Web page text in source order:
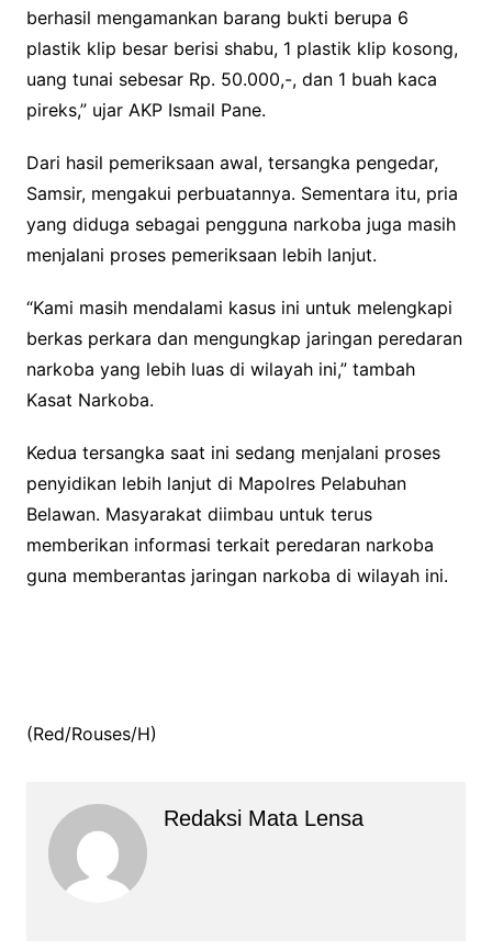
berhasil mengamankan barang bukti berupa 6
plastik klip besar berisi shabu, 1 plastik klip kosong,
uang tunai sebesar Rp. 50.000,-, dan 1 buah kaca
pireks,” ujar AKP Ismail Pane.
Dari hasil pemeriksaan awal, tersangka pengedar,
Samsir, mengakui perbuatannya. Sementara itu, pria
yang diduga sebagai pengguna narkoba juga masih
menjalani proses pemeriksaan lebih lanjut.
“Kami masih mendalami kasus ini untuk melengkapi
berkas perkara dan mengungkap jaringan peredaran
narkoba yang lebih luas di wilayah ini,” tambah
Kasat Narkoba.
Kedua tersangka saat ini sedang menjalani proses
penyidikan lebih lanjut di Mapolres Pelabuhan
Belawan. Masyarakat diimbau untuk terus
memberikan informasi terkait peredaran narkoba
guna memberantas jaringan narkoba di wilayah ini.
(Red/Rouses/H)
Redaksi Mata Lensa